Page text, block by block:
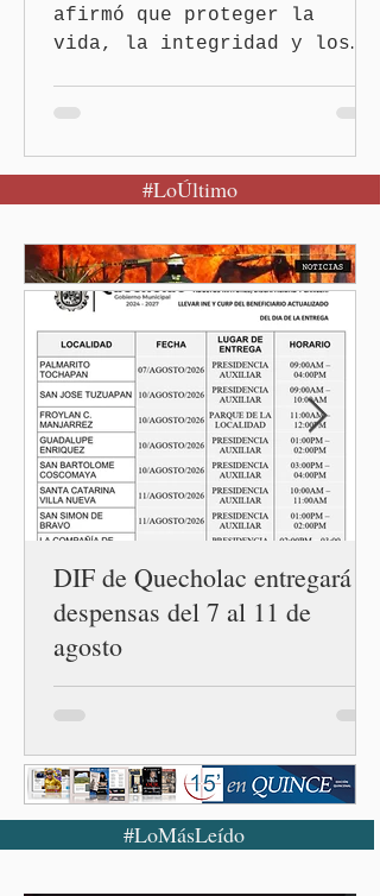
afirmó que proteger la
vida, la integridad y los
Puebla, Pue.-Cuando una
mujer encuentra un lugar
también recupera la
esperanza de vivir sin
miedo. Con esa visión, el
gobernador Alejandro
Armenta Mier inauguró el
Centro LIBRE (Libertad,
Igualdad, Bienestar, Redes,
Emancipación) número 62 y
la Casa Carmen Serdán
número 25 en el estado, la
cuarta en la c
#LoÚltimo
DIF de Quecholac entregará
despensas del 7 al 11 de
agosto
#LoMásLeído